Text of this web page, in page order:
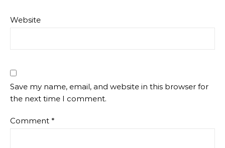
Website
Save my name, email, and website in this browser for
the next time I comment.
Comment *